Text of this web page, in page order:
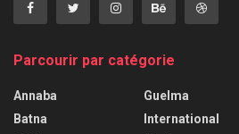
Parcourir par catégorie
Annaba
Batna
Guelma
International